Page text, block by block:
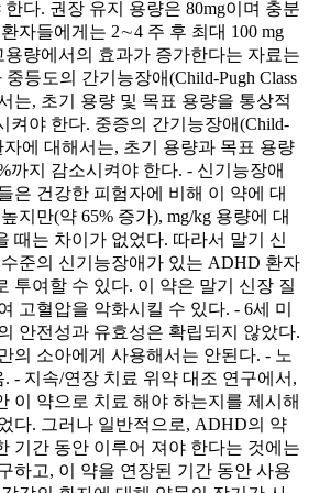
다. 권장 유지 용량은 80mg이며 충분
자들에게는 2∼4 주 후 최대 100 mg
량에서의 효과가 증가한다는 자료는
등도의 간기능장애(Child-Pugh Class
는, 초기 용량 및 목표 용량을 통상적
켜야 한다. 중증의 간기능장애(Child-
자에 대해서는, 초기 용량과 목표 용량
까지 감소시켜야 한다. - 신기능장애
은 건강한 피험자에 비해 이 약에 대
지만(약 65% 증가), mg/kg 용량에 대
때는 차이가 없었다. 따라서 말기 신
준의 신기능장애가 있는 ADHD 환자
투여할 수 있다. 이 약은 말기 신장 질
고혈압을 악화시킬 수 있다. - 6세 미
안전성과 유효성은 확립되지 않았다.
의 소아에게 사용해서는 안된다. - 노
- 지속/연장 치료 위약 대조 연구에서,
이 약으로 치료 해야 하는지를 제시해
다. 그러나 일반적으로, ADHD의 약
기간 동안 이루어 져야 한다는 것에는
하고, 이 약을 연장된 기간 동안 사용